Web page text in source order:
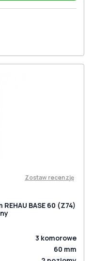
Zostaw recenzję
BASE 60 (Z74)
3 komorowe
60 mm